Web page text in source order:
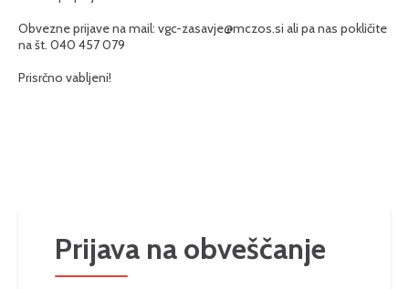
Obvezne prijave na mail: vgc-zasavje@mczos.si ali pa nas pokličite
na št. 040 457 079
Prisrčno vabljeni!
Prijava na obveščanje